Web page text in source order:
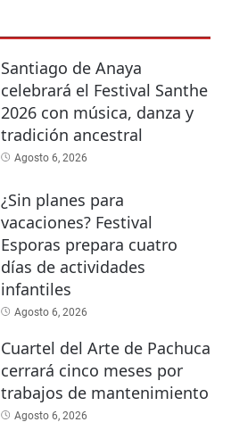
Santiago de Anaya
celebrará el Festival Santhe
2026 con música, danza y
tradición ancestral
Agosto 6, 2026
¿Sin planes para
vacaciones? Festival
Esporas prepara cuatro
días de actividades
infantiles
Agosto 6, 2026
Cuartel del Arte de Pachuca
cerrará cinco meses por
trabajos de mantenimiento
Agosto 6, 2026